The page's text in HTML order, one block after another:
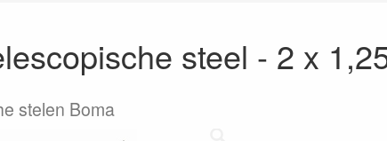
steel - 2 x
stelen Boma